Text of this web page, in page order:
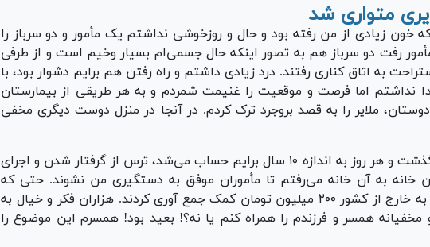
متواری شد
خون زیادی از من رفته بود و حال و روزخوشی نداشتم یک مأمور و دو سرباز را
رفت دو سرباز هم به تصور اینکه حال جسمی‌ام بسیار وخیم است و از طرفی
به اتاق کناری رفتند. درد زیادی داشتم و راه رفتن هم برایم دشوار بود، با
نداشتم اما فرصت و موقعیت را غنیمت شمردم و به هر طریقی از بیمارستان
ملایر را به قصد بروجرد ترک کردم. در آنجا در منزل دوست دیگری مخفی
عنوان کرد: چند روزی گذشت و هر روز به اندازه ۱۰ سال برایم حساب می‌شد، ترس از گرفتار شدن و اجرای
خانه به آن خانه می‌رفتم تا مأموران موفق به دستگیری من نشوند. حتی که
دوستانی داشتم تا برای فرار به خارج از کشور ۲۰۰ میلیون تومان کمک جمع آوری کردند. هزاران فکر و خیال به
مخفیانه همسر و فرزندم را همراه کنم یا نه؟! بعید بود! همسرم این موضوع را